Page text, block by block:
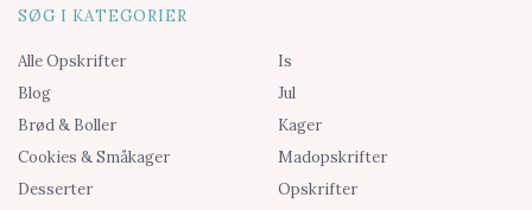
SØG I KATEGORIER
Alle Opskrifter
Blog
Brød & Boller
Cookies & Småkager
Desserter
Is
Jul
Kager
Madopskrifter
Opskrifter